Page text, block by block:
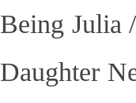
Being Julia
Daughter